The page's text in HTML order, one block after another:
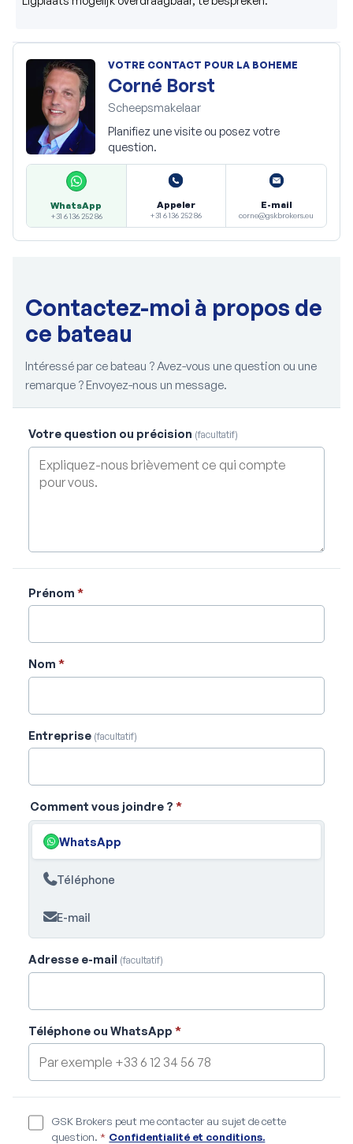
VOTRE CONTACT POUR LA BOHEME
Corné Borst
Scheepsmakelaar
Planifiez une visite ou posez votre
question.
WhatsApp
+31 6 136 252 86
Appeler
+31 6 136 252 86
E-mail
corne@gskbrokers.eu
Contactez-moi à propos de
ce bateau
Intéressé par ce bateau ? Avez-vous une question ou une
remarque ? Envoyez-nous un message.
Votre question ou précision (facultatif)
Prénom *
Nom *
Entreprise (facultatif)
Comment vous joindre ? *
WhatsApp
Téléphone
E-mail
Adresse e-mail (facultatif)
Téléphone ou WhatsApp *
GSK Brokers peut me contacter au sujet de cette
question.* Confidentialité et conditions.